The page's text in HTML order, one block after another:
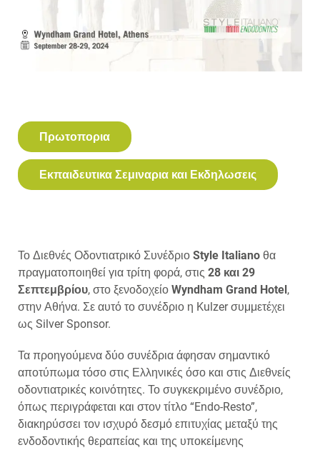
Πρωτοπορια
Εκπαιδευτικα Σεμιναρια και Εκδηλωσεις
Το Διεθνές Οδοντιατρικό Συνέδριο Style Italiano θα
πραγματοποιηθεί για τρίτη φορά, στις 28 και 29
Σεπτεμβρίου, στο ξενοδοχείο Wyndham Grand Hotel,
στην Αθήνα. Σε αυτό το συνέδριο η Kulzer συμμετέχει
ως Silver Sponsor.
Τα προηγούμενα δύο συνέδρια άφησαν σημαντικό
αποτύπωμα τόσο στις Ελληνικές όσο και στις Διεθνείς
οδοντιατρικές κοινότητες. Το συγκεκριμένο συνέδριο,
όπως περιγράφεται και στον τίτλο “Endo-Resto”,
διακηρύσσει τον ισχυρό δεσμό επιτυχίας μεταξύ της
ενδοδοντικής θεραπείας και της υποκείμενης